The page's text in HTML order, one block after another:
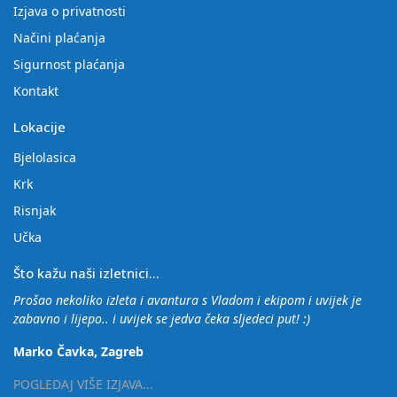
Izjava o privatnosti
Načini plaćanja
Sigurnost plaćanja
Kontakt
Lokacije
Bjelolasica
Krk
Risnjak
Učka
Što kažu naši izletnici...
Prošao nekoliko izleta i avantura s Vladom i ekipom i uvijek je
zabavno i lijepo.. i uvijek se jedva čeka sljedeci put! :)
Marko Čavka, Zagreb
POGLEDAJ VIŠE IZJAVA...